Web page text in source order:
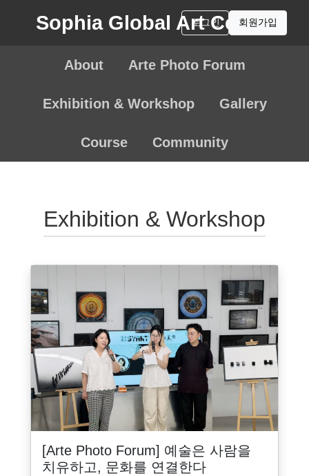
Sophia Global Art Center
로그인 회원가입
About Arte Photo Forum
Exhibition & Workshop Gallery
Course Community
Exhibition & Workshop
[Arte Photo Forum] 예술은 사람을
치유하고, 문화를 연결한다